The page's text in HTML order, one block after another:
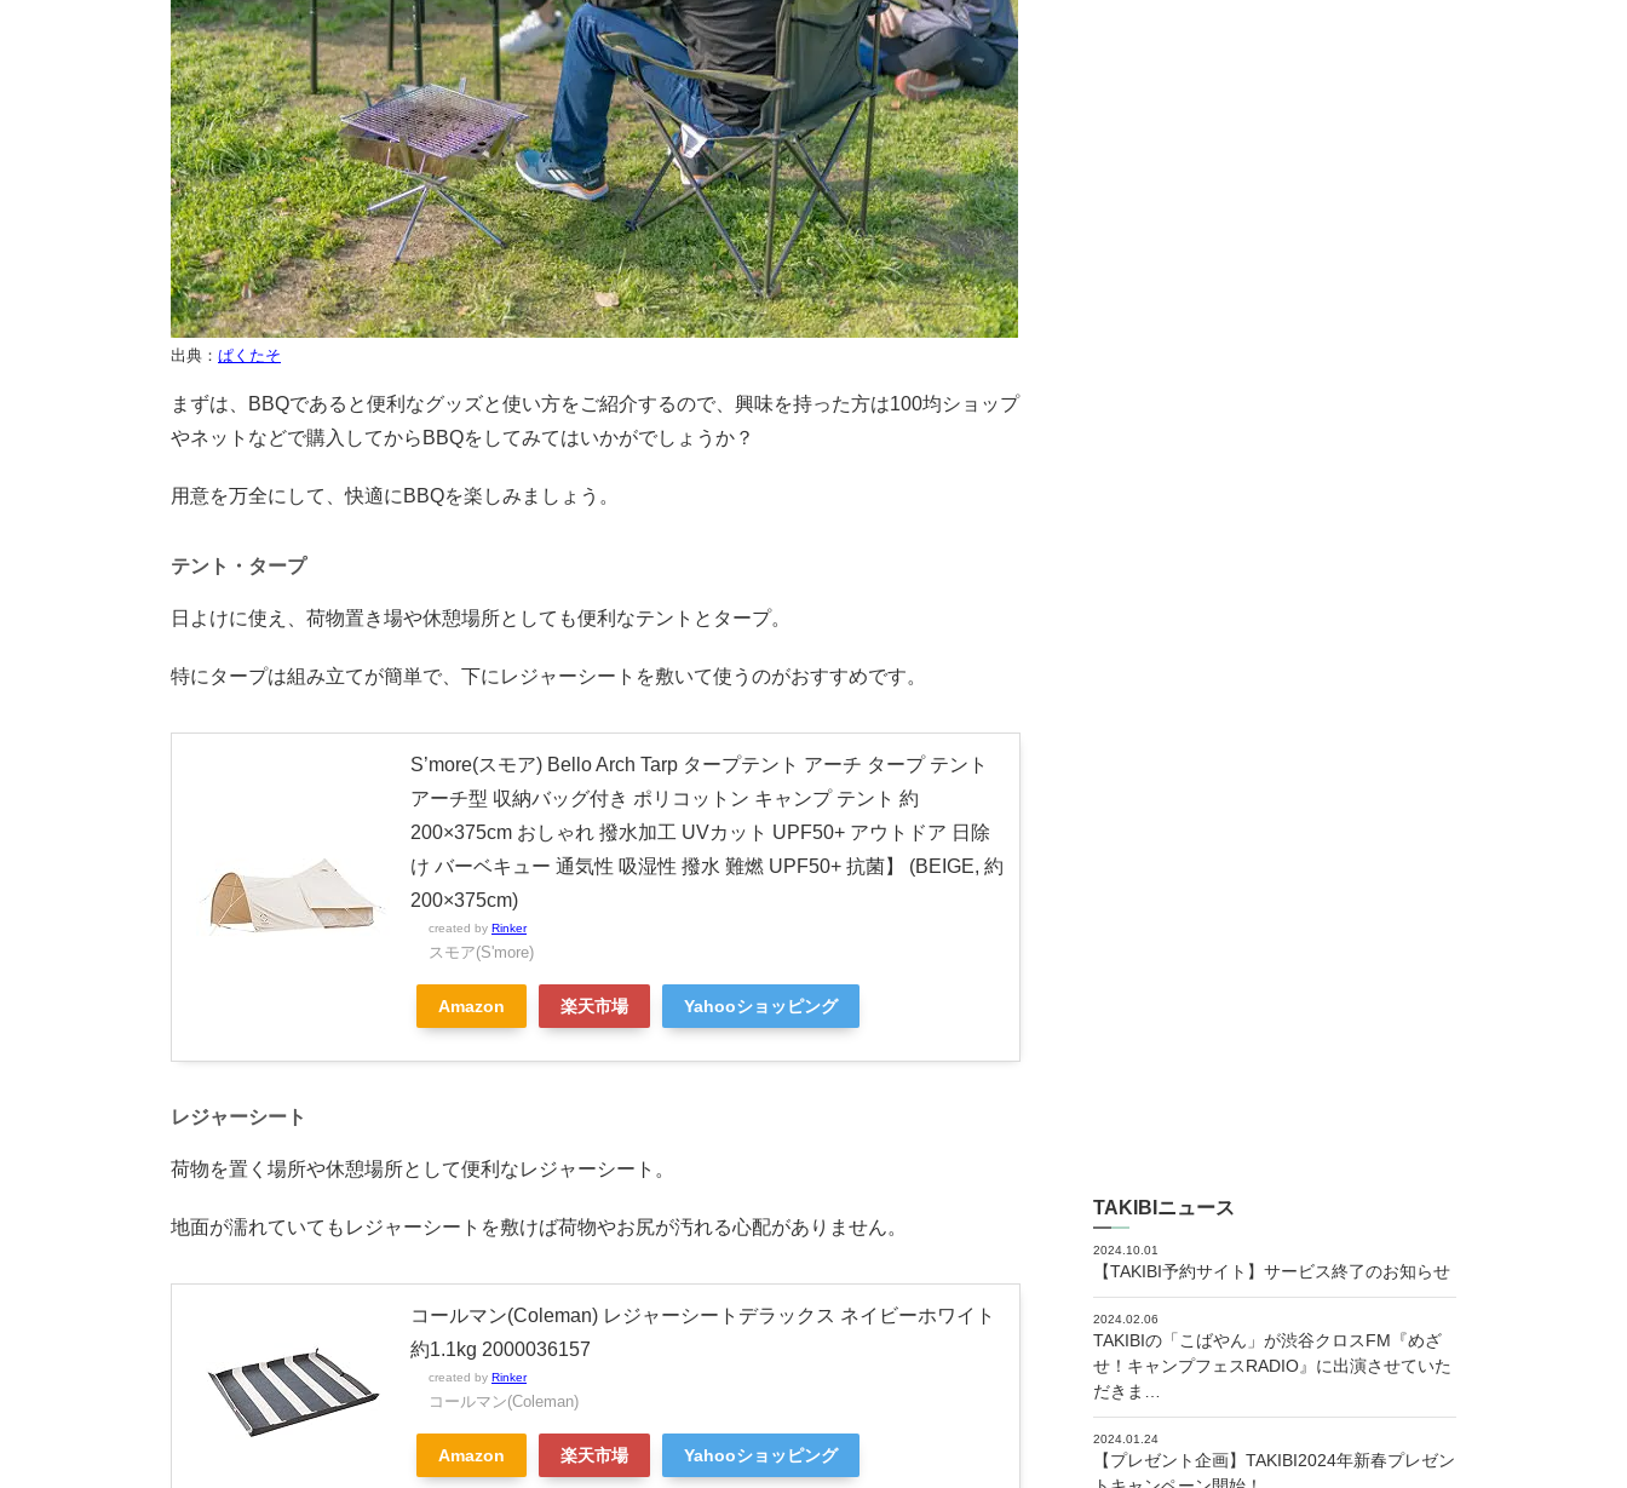
出典： ぱくたそ
まずは、BBQであると便利なグッズと使い方をご紹介するので、興味を持った方は100均ショップ
やネットなどで購入してからBBQをしてみてはいかがでしょうか？
用意を万全にして、快適にBBQを楽しみましょう。
テント・タープ
日よけに使え、荷物置き場や休憩場所としても便利なテントとタープ。
特にタープは組み立てが簡単で、下にレジャーシートを敷いて使うのがおすすめです。
S’more(スモア) Bello Arch Tarp タープテント アーチ タープ テント
アーチ型 収納バッグ付き ポリコットン キャンプ テント 約
200×375cm おしゃれ 撥水加工 UVカット UPF50+ アウトドア 日除
け バーベキュー 通気性 吸湿性 撥水 難燃 UPF50+ 抗菌】 (BEIGE, 約
200×375cm)
created by Rinker
スモア(S'more)
Amazon 楽天市場 Yahooショッピング
レジャーシート
荷物を置く場所や休憩場所として便利なレジャーシート。
地面が濡れていてもレジャーシートを敷けば荷物やお尻が汚れる心配がありません。
コールマン(Coleman) レジャーシートデラックス ネイビーホワイト
約1.1kg 2000036157
created by Rinker
コールマン(Coleman)
Amazon 楽天市場 Yahooショッピング
TAKIBIニュース
2024.10.01
【TAKIBI予約サイト】サービス終了のお知らせ
2024.02.06
TAKIBIの「こばやん」が渋谷クロスFM『めざ
せ！キャンプフェスRADIO』に出演させていた
だきま…
2024.01.24
【プレゼント企画】TAKIBI2024年新春プレゼン